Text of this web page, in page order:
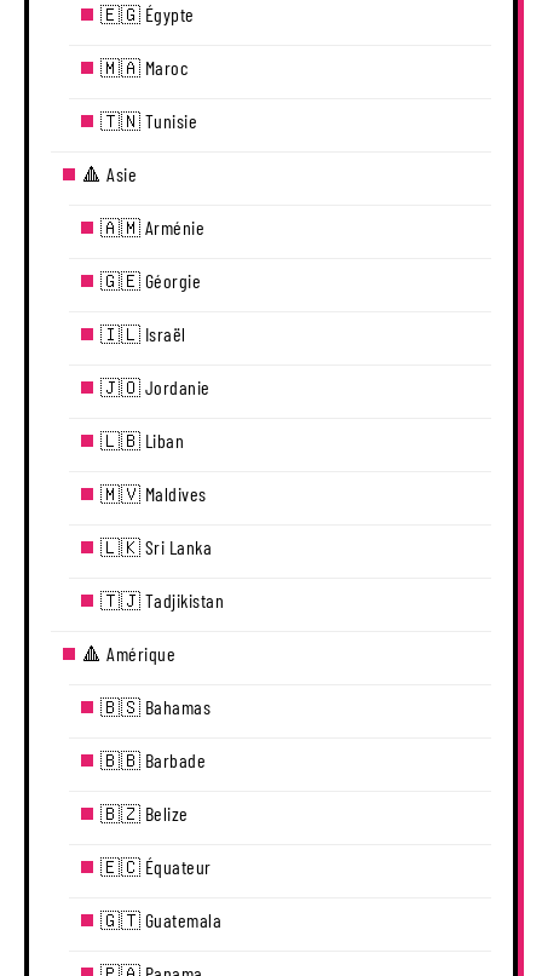
🇪🇬 Égypte
🇲🇦 Maroc
🇹🇳 Tunisie
🔺 Asie
🇦🇲 Arménie
🇬🇪 Géorgie
🇮🇱 Israël
🇯🇴 Jordanie
🇱🇧 Liban
🇲🇻 Maldives
🇱🇰 Sri Lanka
🇹🇯 Tadjikistan
🔺 Amérique
🇧🇸 Bahamas
🇧🇧 Barbade
🇧🇿 Belize
🇪🇨 Équateur
🇬🇹 Guatemala